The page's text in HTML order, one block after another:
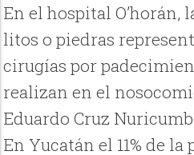
En el hospital O’horán,
litos o piedras
cirugías por
realizan en el
Eduardo Cruz
En Yucatán el 11% de